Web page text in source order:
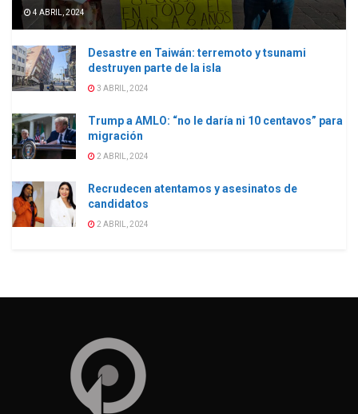
4 ABRIL, 2024
Desastre en Taiwán: terremoto y tsunami
destruyen parte de la isla
3 ABRIL, 2024
Trump a AMLO: “no le daría ni 10 centavos” para
migración
2 ABRIL, 2024
Recrudecen atentamos y asesinatos de
candidatos
2 ABRIL, 2024